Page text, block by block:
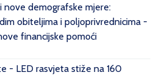
nove demografske mjere:
obiteljima i poljoprivrednicima -
financijske pomoći
- LED rasvjeta stiže na 160